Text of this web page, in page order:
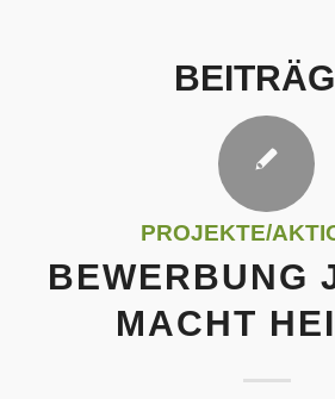
PROJEKTE/
BEWERBUNG
MACHT